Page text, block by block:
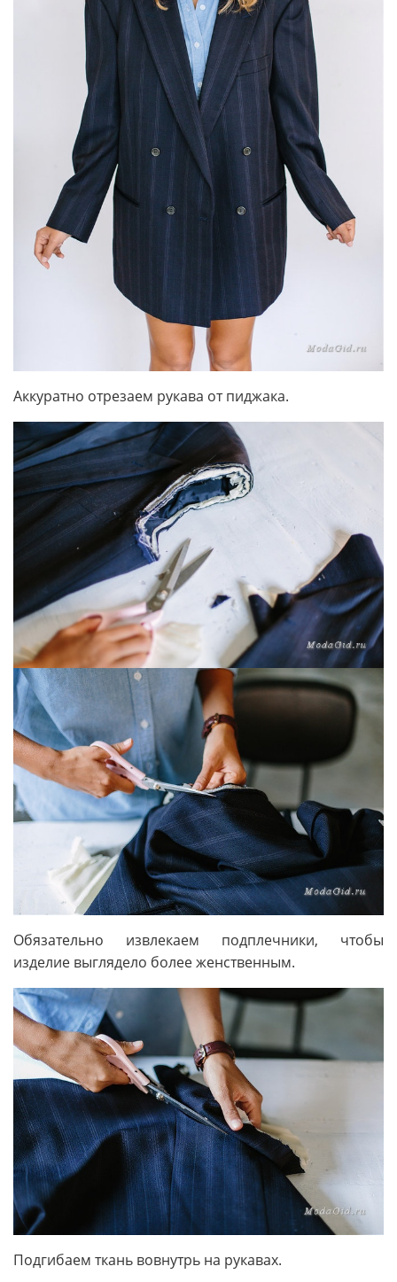
Аккуратно отрезаем рукава от пиджака.
Обязательно извлекаем подплечники, чтобы
изделие выглядело более женственным.
Подгибаем ткань вовнутрь на рукавах.